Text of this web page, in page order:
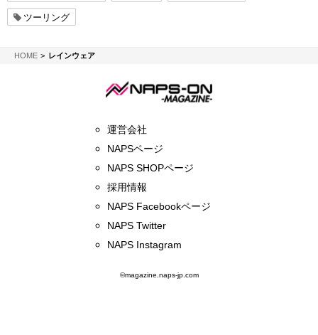
ツーリング
HOMENAPS-ON マガジン
レインウェア
運営会社
NAPSページ
NAPS SHOPページ
採用情報
NAPS Facebookページ
NAPS Twitter
NAPS Instagram
©magazine.naps-jp.com